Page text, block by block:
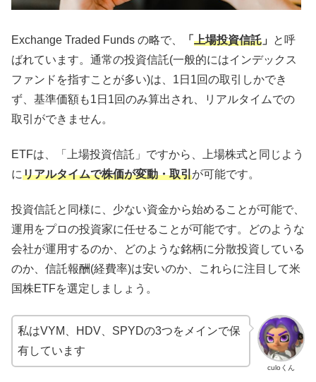
Exchange Traded Funds の略で、 「 上場投資信託 」
と呼
ばれています。通常の投資信託(一般的にはインデックス
ファンドを指すことが多い)は、1日1回の取引しかでき
ず、基準価額も1日1回のみ算出され、リアルタイムでの
取引ができません。
ETFは、「上場投資信託」ですから、上場株式と同じよう
にリアルタイムで株価が変動・取引が可能です。
投資信託と同様に、少ない資金から始めることが可能で、
運用をプロの投資家に任せることが可能です。どのような
会社が運用するのか、どのような銘柄に分散投資している
のか、信託報酬(経費率)は安いのか、これらに注目して米
国株ETFを選定しましょう。
culoくん
私はVYM、HDV、SPYDの3つをメインで保
有しています